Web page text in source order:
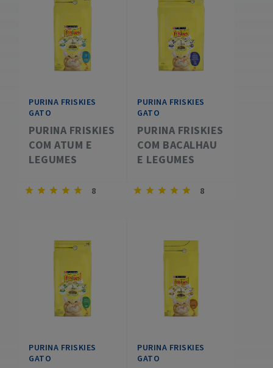
PURINA FRISKIES
GATO
PURINA FRISKIES
COM ATUM E
LEGUMES
8
PURINA FRISKIES
GATO
PURINA FRISKIES
COM BACALHAU
E LEGUMES
8
PURINA FRISKIES
GATO
PURINA FRISKIES
GATO